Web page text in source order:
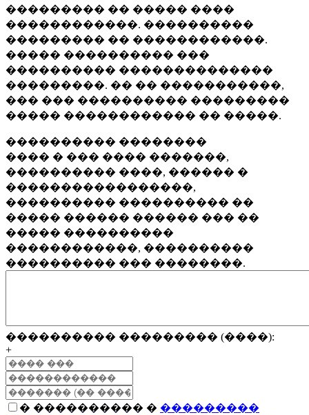
��������� �� ����� ����
������������. ����������
��������� �� ������������.
����� ���������� ���
���������� ��������������
���������. �� �� �����������,
��� ��� ���������� ���������
����� ������������ �� �����.
���������� ��������
���� � ��� ���� �������,
���������� ����, ������ �
�����������������,
���������� ���������� ��
����� ������ ������ ��� ��
����� ����������
������������, ����������
���������� ��� ��������.
���������� ��������� (����):
+
� ���������� � ���������